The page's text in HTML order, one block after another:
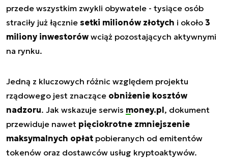
przede wszystkim zwykli obywatele - tysiące osób
straciły już łącznie setki milionów złotych i około 3
miliony inwestorów wciąż pozostających aktywnymi
na rynku.
Jedną z kluczowych różnic względem projektu
rządowego jest znaczące obniżenie kosztów
nadzoru. Jak wskazuje serwis money.pl, dokument
przewiduje nawet pięciokrotne zmniejszenie
maksymalnych opłat pobieranych od emitentów
tokenów oraz dostawców usług kryptoaktywów.